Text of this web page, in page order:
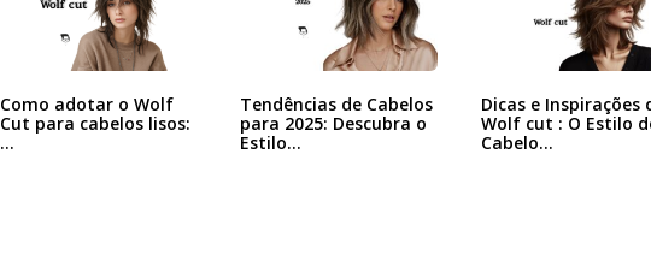
Como adotar o Wolf
Cut para cabelos lisos:
…
Tendências de Cabelos
para 2025: Descubra o
Estilo…
Dicas e Inspirações
Wolf cut : O Estilo
Cabelo…